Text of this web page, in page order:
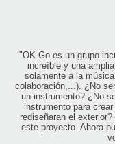
"OK Go es un grupo
increíble y una
solamente a la
colaboración,...). ¿No
un instrumento? ¿No
instrumento para
rediseñaran el
este proyecto. Ahora